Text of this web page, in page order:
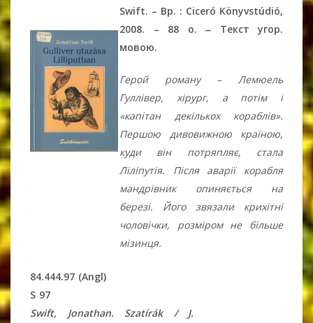
Swift. – Bp. : Ciceró Könyvstúdió,
2008. – 88 o. ‒ Текст угор.
мовою.
Герой роману – Лемюель
Гуллівер, хірург, а потім і
«капітан декількох кораблів».
Першою дивовижною країною,
куди він потряпляє, стала
Ліліпутія. Після аварії корабля
мандрівник опиняється на
березі. Його звязали крихітні
чоловічки, розміром не більше
мізинця.
84.444.97 (Angl)
S 97
Swift, Jonathan. Szatírák / J.